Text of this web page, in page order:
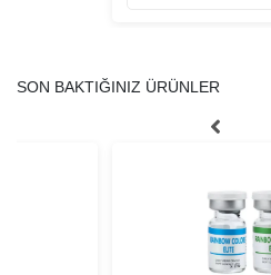
SON BAKTIĞINIZ ÜRÜNLER